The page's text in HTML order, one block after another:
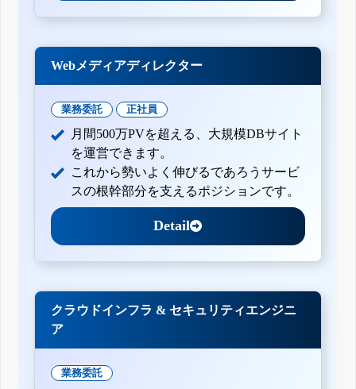
Webメディアディレクター
業務委託 正社員
月間500万PVを超える、大規模DBサイト
を運営できます。
これから勢いよく伸びるであろうサービ
スの根幹部分を支えるポジションです。
Detail
クラウドインフラ & セキュリティエンジニ
ア
業務委託